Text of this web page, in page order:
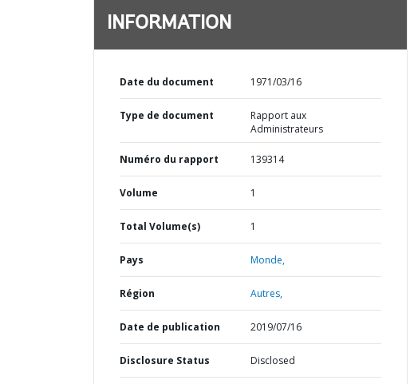
INFORMATION
Date du document 1971/03/16
Type de document
Rapport aux
Administrateurs
Numéro du rapport 139314
Volume 1
Total Volume(s) 1
Pays Monde,
Région Autres,
Date de publication 2019/07/16
Disclosure Status Disclosed